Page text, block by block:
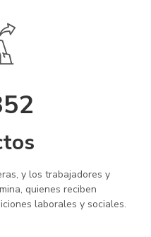
y los trabajadores y
quienes reciben
laborales y sociales.